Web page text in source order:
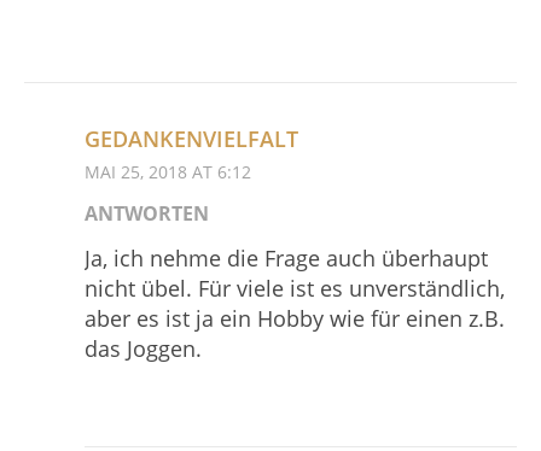
GEDANKENVIELFALT
MAI 25, 2018 AT 6:12
ANTWORTEN
Ja, ich nehme die Frage auch überhaupt
nicht übel. Für viele ist es unverständlich,
aber es ist ja ein Hobby wie für einen z.B.
das Joggen.